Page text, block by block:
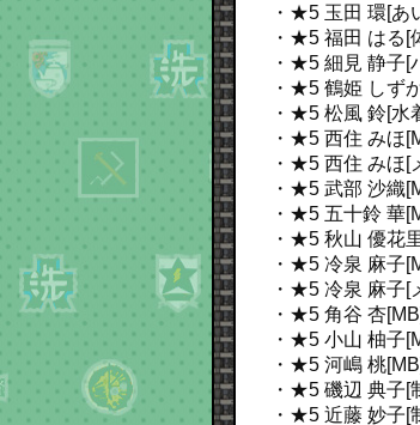
・★5 玉田 環[あ
・★5 福田 はる[
・★5 細見 静子[
・★5 鶴姫 しず
・★5 松風 鈴[水
・★5 西住 みほ
・★5 西住 みほ[
・★5 武部 沙織
・★5 五十鈴 華
・★5 秋山 優花
・★5 冷泉 麻子
・★5 冷泉 麻子[
・★5 角谷 杏
・★5 小山 柚子
・★5 河嶋 桃
・★5 磯辺 典子[
・★5 近藤 妙子[